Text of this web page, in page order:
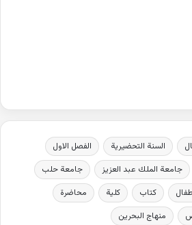
السنة التحضيرية
الفصل الاول
جامعة الملك عبد العزيز
جامعة حلب
كتاب كلية
محاضرة
منهاج البحرين